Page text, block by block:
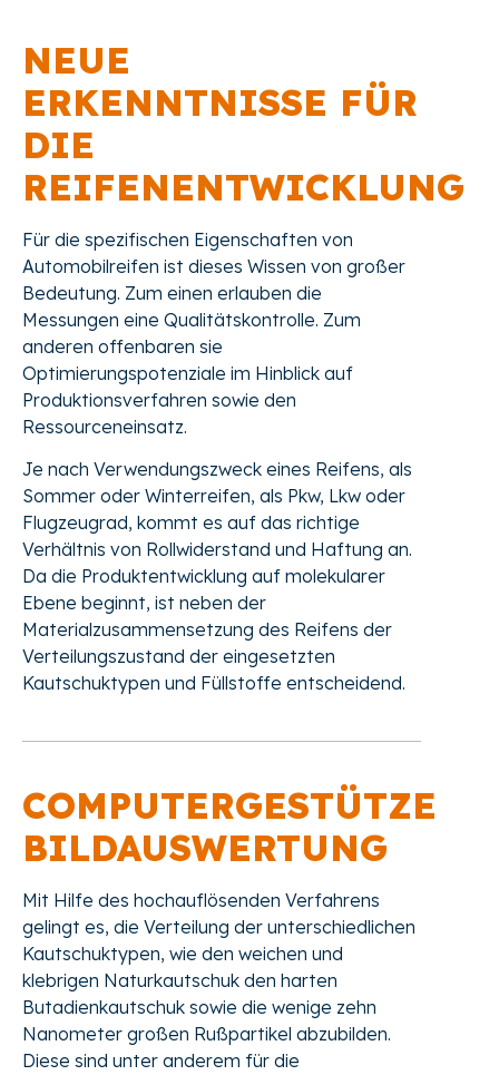
NEUE
ERKENNTNISSE FÜR
DIE
REIFENENTWICKLUNG
Für die spezifischen Eigenschaften von
Automobilreifen ist dieses Wissen von großer
Bedeutung. Zum einen erlauben die
Messungen eine Qualitätskontrolle. Zum
anderen offenbaren sie
Optimierungspotenziale im Hinblick auf
Produktionsverfahren sowie den
Ressourceneinsatz.
Je nach Verwendungszweck eines Reifens, als
Sommer oder Winterreifen, als Pkw, Lkw oder
Flugzeugrad, kommt es auf das richtige
Verhältnis von Rollwiderstand und Haftung an.
Da die Produktentwicklung auf molekularer
Ebene beginnt, ist neben der
Materialzusammensetzung des Reifens der
Verteilungszustand der eingesetzten
Kautschuktypen und Füllstoffe entscheidend.
COMPUTERGESTÜTZE
BILDAUSWERTUNG
Mit Hilfe des hochauflösenden Verfahrens
gelingt es, die Verteilung der unterschiedlichen
Kautschuktypen, wie den weichen und
klebrigen Naturkautschuk den harten
Butadienkautschuk sowie die wenige zehn
Nanometer großen Rußpartikel abzubilden.
Diese sind unter anderem für die